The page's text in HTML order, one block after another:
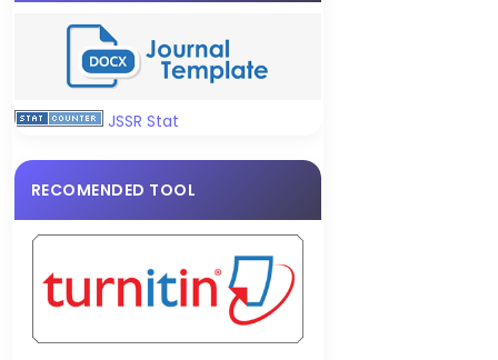
JSSR Stat
RECOMENDED TOOL